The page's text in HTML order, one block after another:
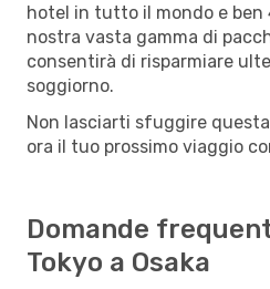
hotel in tutto il mondo e ben
nostra vasta gamma di
consentirà di risparmiare
soggiorno.
Non lasciarti sfuggire
ora il tuo prossimo viaggio
Domande
Tokyo a Osaka